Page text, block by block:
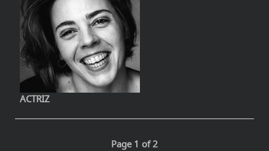
ACTRIZ
Page 1 of 2